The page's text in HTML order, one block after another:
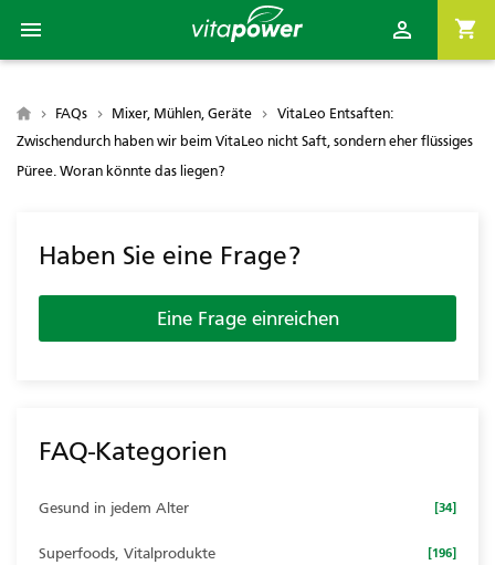
 shopping_cart

FAQs Mixer, Mühlen, Geräte
VitaLeo Entsaften:
Zwischendurch haben wir beim VitaLeo nicht Saft, sondern eher flüssiges
Püree. Woran könnte das liegen?
Haben Sie eine Frage?
Eine Frage einreichen
FAQ-Kategorien
Gesund in jedem Alter [34]
Superfoods, Vitalprodukte [196]